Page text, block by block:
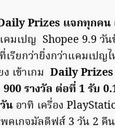
Prizes แจกทุกคน
มเปญ Shopee 9.9 วั
รียกว่ายิ่งกว่าแคมเปญ
เข้าเกม Daily
900 รางวัล ต่อที่ 1 รับ
น อาทิ เครื่อง
คเกจมัลดีฟส์ 3 วัน 2